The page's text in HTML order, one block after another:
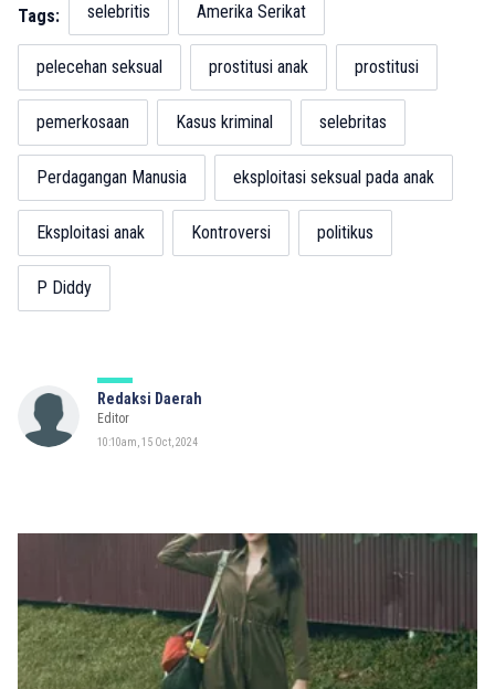
Tags: selebritis Amerika Serikat
pelecehan seksual prostitusi anak prostitusi
pemerkosaan Kasus kriminal selebritas
Perdagangan Manusia eksploitasi seksual pada anak
Eksploitasi anak Kontroversi politikus
P Diddy
Redaksi Daerah
Editor
10:10am, 15 Oct, 2024